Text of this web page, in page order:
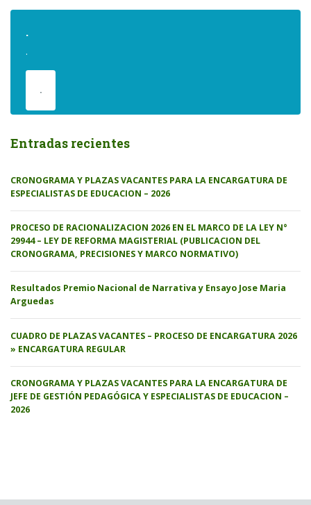
.
.
.
Entradas recientes
CRONOGRAMA Y PLAZAS VACANTES PARA LA ENCARGATURA DE
ESPECIALISTAS DE EDUCACION – 2026
PROCESO DE RACIONALIZACION 2026 EN EL MARCO DE LA LEY N°
29944 – LEY DE REFORMA MAGISTERIAL (PUBLICACION DEL
CRONOGRAMA, PRECISIONES Y MARCO NORMATIVO)
Resultados Premio Nacional de Narrativa y Ensayo Jose Maria
Arguedas
CUADRO DE PLAZAS VACANTES – PROCESO DE ENCARGATURA 2026
» ENCARGATURA REGULAR
CRONOGRAMA Y PLAZAS VACANTES PARA LA ENCARGATURA DE
JEFE DE GESTIÓN PEDAGÓGICA Y ESPECIALISTAS DE EDUCACION –
2026